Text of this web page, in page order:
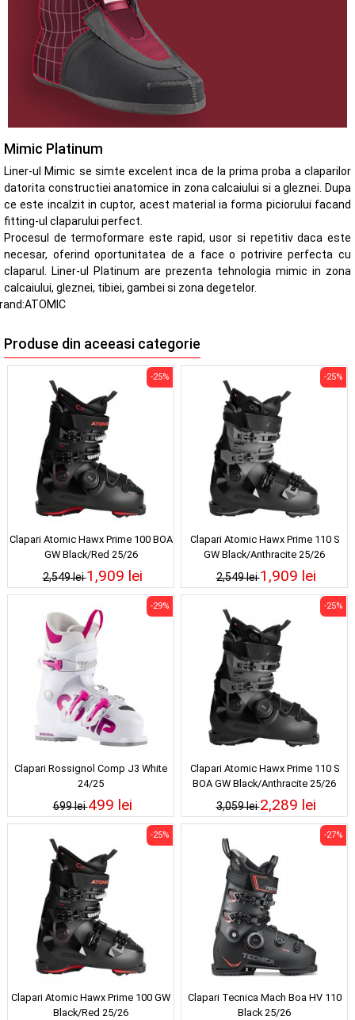
Mimic Platinum
Liner-ul Mimic se simte excelent inca de la prima proba a claparilor
datorita constructiei anatomice in zona calcaiului si a gleznei. Dupa
ce este incalzit in cuptor, acest material ia forma piciorului facand
fitting-ul claparului perfect.
Procesul de termoformare este rapid, usor si repetitiv daca este
necesar, oferind oportunitatea de a face o potrivire perfecta cu
claparul. Liner-ul Platinum are prezenta tehnologia mimic in zona
calcaiului, gleznei, tibiei, gambei si zona degetelor.
ATOMIC
Produse din aceeasi categorie
Clapari Atomic Hawx Prime 100 BOA
GW Black/Red 25/26
2,549 lei
-25%
1,909 lei
Clapari Atomic Hawx Prime 110 S
GW Black/Anthracite 25/26
2,549 lei
-25%
1,909 lei
Clapari Rossignol Comp J3 White
24/25
699 lei
-29%
499 lei
Clapari Atomic Hawx Prime 110 S
BOA GW Black/Anthracite 25/26
3,059 lei
-25%
2,289 lei
Clapari Atomic Hawx Prime 100 GW
Black/Red 25/26
-25%
Clapari Tecnica Mach Boa HV 110
Black 25/26
-27%